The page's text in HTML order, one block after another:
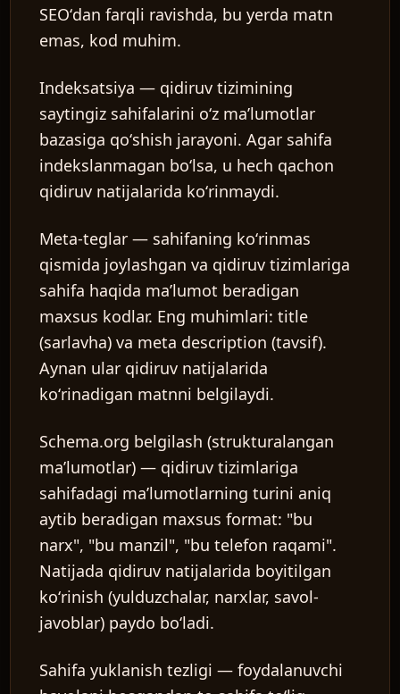
SEOʻdan farqli ravishda, bu yerda matn
emas, kod muhim.
Indeksatsiya — qidiruv tizimining
saytingiz sahifalarini oʻz maʼlumotlar
bazasiga qoʻshish jarayoni. Agar sahifa
indekslanmagan boʻlsa, u hech qachon
qidiruv natijalarida koʻrinmaydi.
Meta-teglar — sahifaning koʻrinmas
qismida joylashgan va qidiruv tizimlariga
sahifa haqida maʼlumot beradigan
maxsus kodlar. Eng muhimlari:title
(sarlavha) va meta description (tavsif).
Aynan ular qidiruv natijalarida
koʻrinadigan matnni belgilaydi.
Schema.org belgilash (strukturalangan
maʼlumotlar) — qidiruv tizimlariga
sahifadagi maʼlumotlarning turini aniq
aytib beradigan maxsus format: "bu
narx", "bu manzil", "bu telefon raqami".
Natijada qidiruv natijalarida boyitilgan
koʻrinish (yulduzchalar, narxlar, savol-
javoblar) paydo boʻladi.
Sahifa yuklanish tezligi — foydalanuvchi